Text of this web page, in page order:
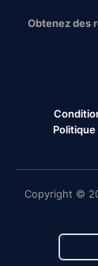
Obtenez des
Copyright ©